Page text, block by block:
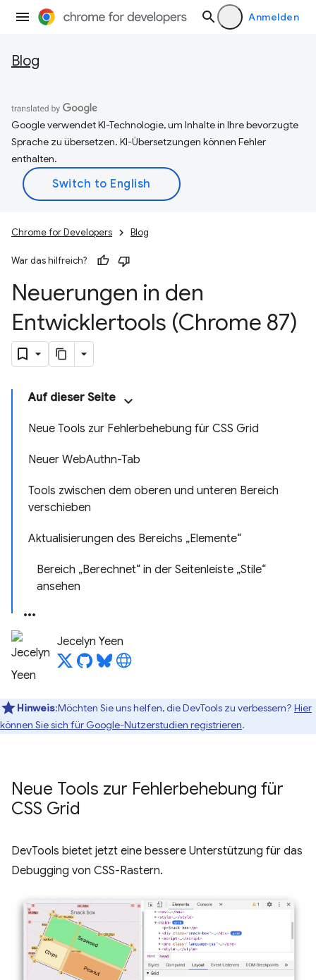
Anmelden
Blog
Google verwendet KI-Technologie, um Inhalte in Ihre bevorzugte
Sprache zu übersetzen. KI-Übersetzungen können Fehler
enthalten.
Chrome for Developers Blog
War das hilfreich?
Neuerungen in den
Entwicklertools (Chrome 87)
Auf dieser Seite
Neue Tools zur Fehlerbehebung für CSS Grid
Neuer WebAuthn-Tab
Tools zwischen dem oberen und unteren Bereich
verschieben
Aktualisierungen des Bereichs „Elemente“
Bereich „Berechnet“ in der Seitenleiste „Stile“
ansehen
Jecelyn Yeen
Hinweis:Möchten Sie uns helfen, die DevTools zu verbessern? Hier
können Sie sich für Google-Nutzerstudien registrieren.
Neue Tools zur Fehlerbehebung für
CSS Grid
DevTools bietet jetzt eine bessere Unterstützung für das
Debugging von CSS-Rastern.